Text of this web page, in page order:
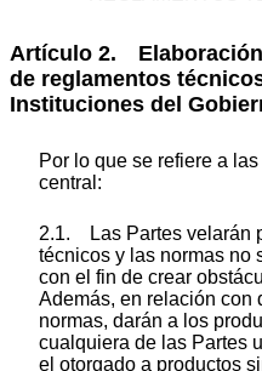
Artículo 2.
de reglamentos
Instituciones del
Por lo que se refiere a
central:
2.1. Las Partes velarán
técnicos y las normas no
con el fin de crear
Además, en relación con
normas, darán a los
cualquiera de las Partes
el otorgado a productos